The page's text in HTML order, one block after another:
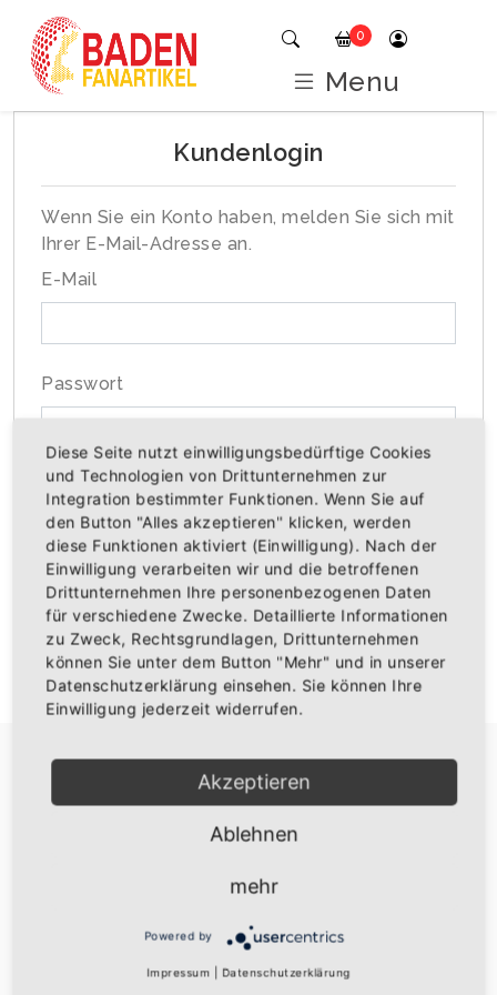
Kundenlogin
Wenn Sie ein Konto haben, melden Sie sich mit
Ihrer E-Mail-Adresse an.
E-Mail
Passwort
Passwort vergessen?
ANMELDEN
Don't have an account?Ein Konto erstellen
Die besten Baden Fanartikel
0
Menu
Diese Seite nutzt einwilligungsbedürftige Cookies
und Technologien von Drittunternehmen zur
Integration bestimmter Funktionen. Wenn Sie auf
den Button "Alles akzeptieren" klicken, werden
diese Funktionen aktiviert (Einwilligung). Nach der
Einwilligung verarbeiten wir und die betroffenen
Drittunternehmen Ihre personenbezogenen Daten
für verschiedene Zwecke. Detaillierte Informationen
zu Zweck, Rechtsgrundlagen, Drittunternehmen
können Sie unter dem Button "Mehr" und in unserer
Datenschutzerklärung einsehen. Sie können Ihre
Einwilligung jederzeit widerrufen.
Akzeptieren
Ablehnen
mehr
Powered by
Impressum Datenschutzerklärung